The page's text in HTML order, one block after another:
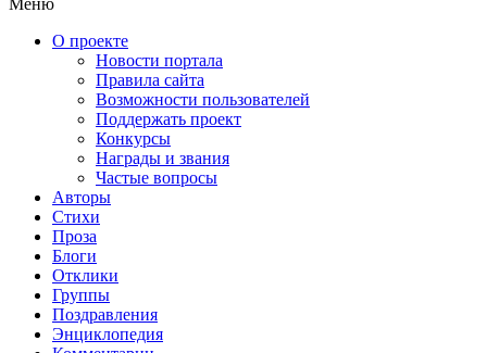
Меню
О проекте
Новости портала
Правила сайта
Возможности пользователей
Поддержать проект
Конкурсы
Награды и звания
Частые вопросы
Авторы
Стихи
Проза
Блоги
Отклики
Группы
Поздравления
Энциклопедия